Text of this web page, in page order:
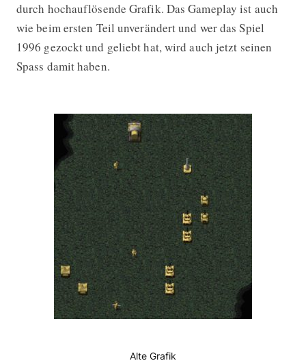
durch hochauflösende Grafik. Das Gameplay ist auch
wie beim ersten Teil unverändert und wer das Spiel
1996 gezockt und geliebt hat, wird auch jetzt seinen
Spass damit haben.
Alte Grafik